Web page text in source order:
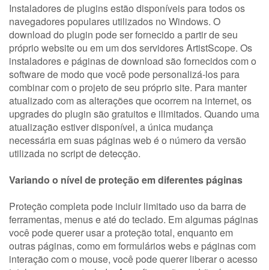
Instaladores de plugins estão disponíveis para todos os
navegadores populares utilizados no Windows. O
download do plugin pode ser fornecido a partir de seu
próprio website ou em um dos servidores ArtistScope. Os
instaladores e páginas de download são fornecidos com o
software de modo que você pode personalizá-los para
combinar com o projeto de seu próprio site. Para manter
atualizado com as alterações que ocorrem na internet, os
upgrades do plugin são gratuitos e ilimitados. Quando uma
atualização estiver disponível, a única mudança
necessária em suas páginas web é o número da versão
utilizada no script de detecção.
Variando o nível de proteção em diferentes páginas
Proteção completa pode incluir limitado uso da barra de
ferramentas, menus e até do teclado. Em algumas páginas
você pode querer usar a proteção total, enquanto em
outras páginas, como em formulários webs e páginas com
interação com o mouse, você pode querer liberar o acesso